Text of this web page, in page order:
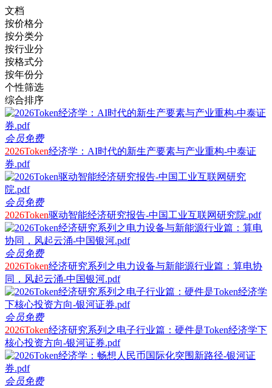
文档
按价格分
按分类分
按行业分
按格式分
按年份分
个性筛选
综合排序
会员免费
2026Token经济学：AI时代的新生产要素与产业重构-中泰证
券.pdf
会员免费
2026Token驱动智能经济研究报告-中国工业互联网研究院.pdf
会员免费
2026Token经济研究系列之电力设备与新能源行业篇：算电协
同，风起云涌-中国银河.pdf
会员免费
2026Token经济研究系列之电子行业篇：硬件是Token经济学下
核心投资方向-银河证券.pdf
会员免费